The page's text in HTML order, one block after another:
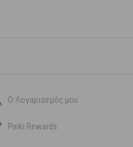
Ο Λογαριασμός μου
Pinki Rewards